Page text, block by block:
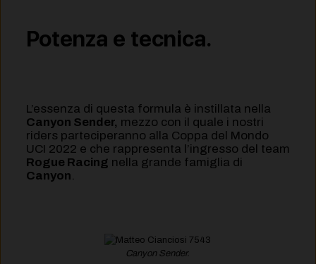
Potenza e tecnica.
L’essenza di questa formula è instillata nella
Canyon Sender, mezzo con il quale i nostri
riders parteciperanno alla Coppa del Mondo
UCI 2022 e che rappresenta l’ingresso del team
Rogue Racing nella grande famiglia di
Canyon
Canyon Sender.